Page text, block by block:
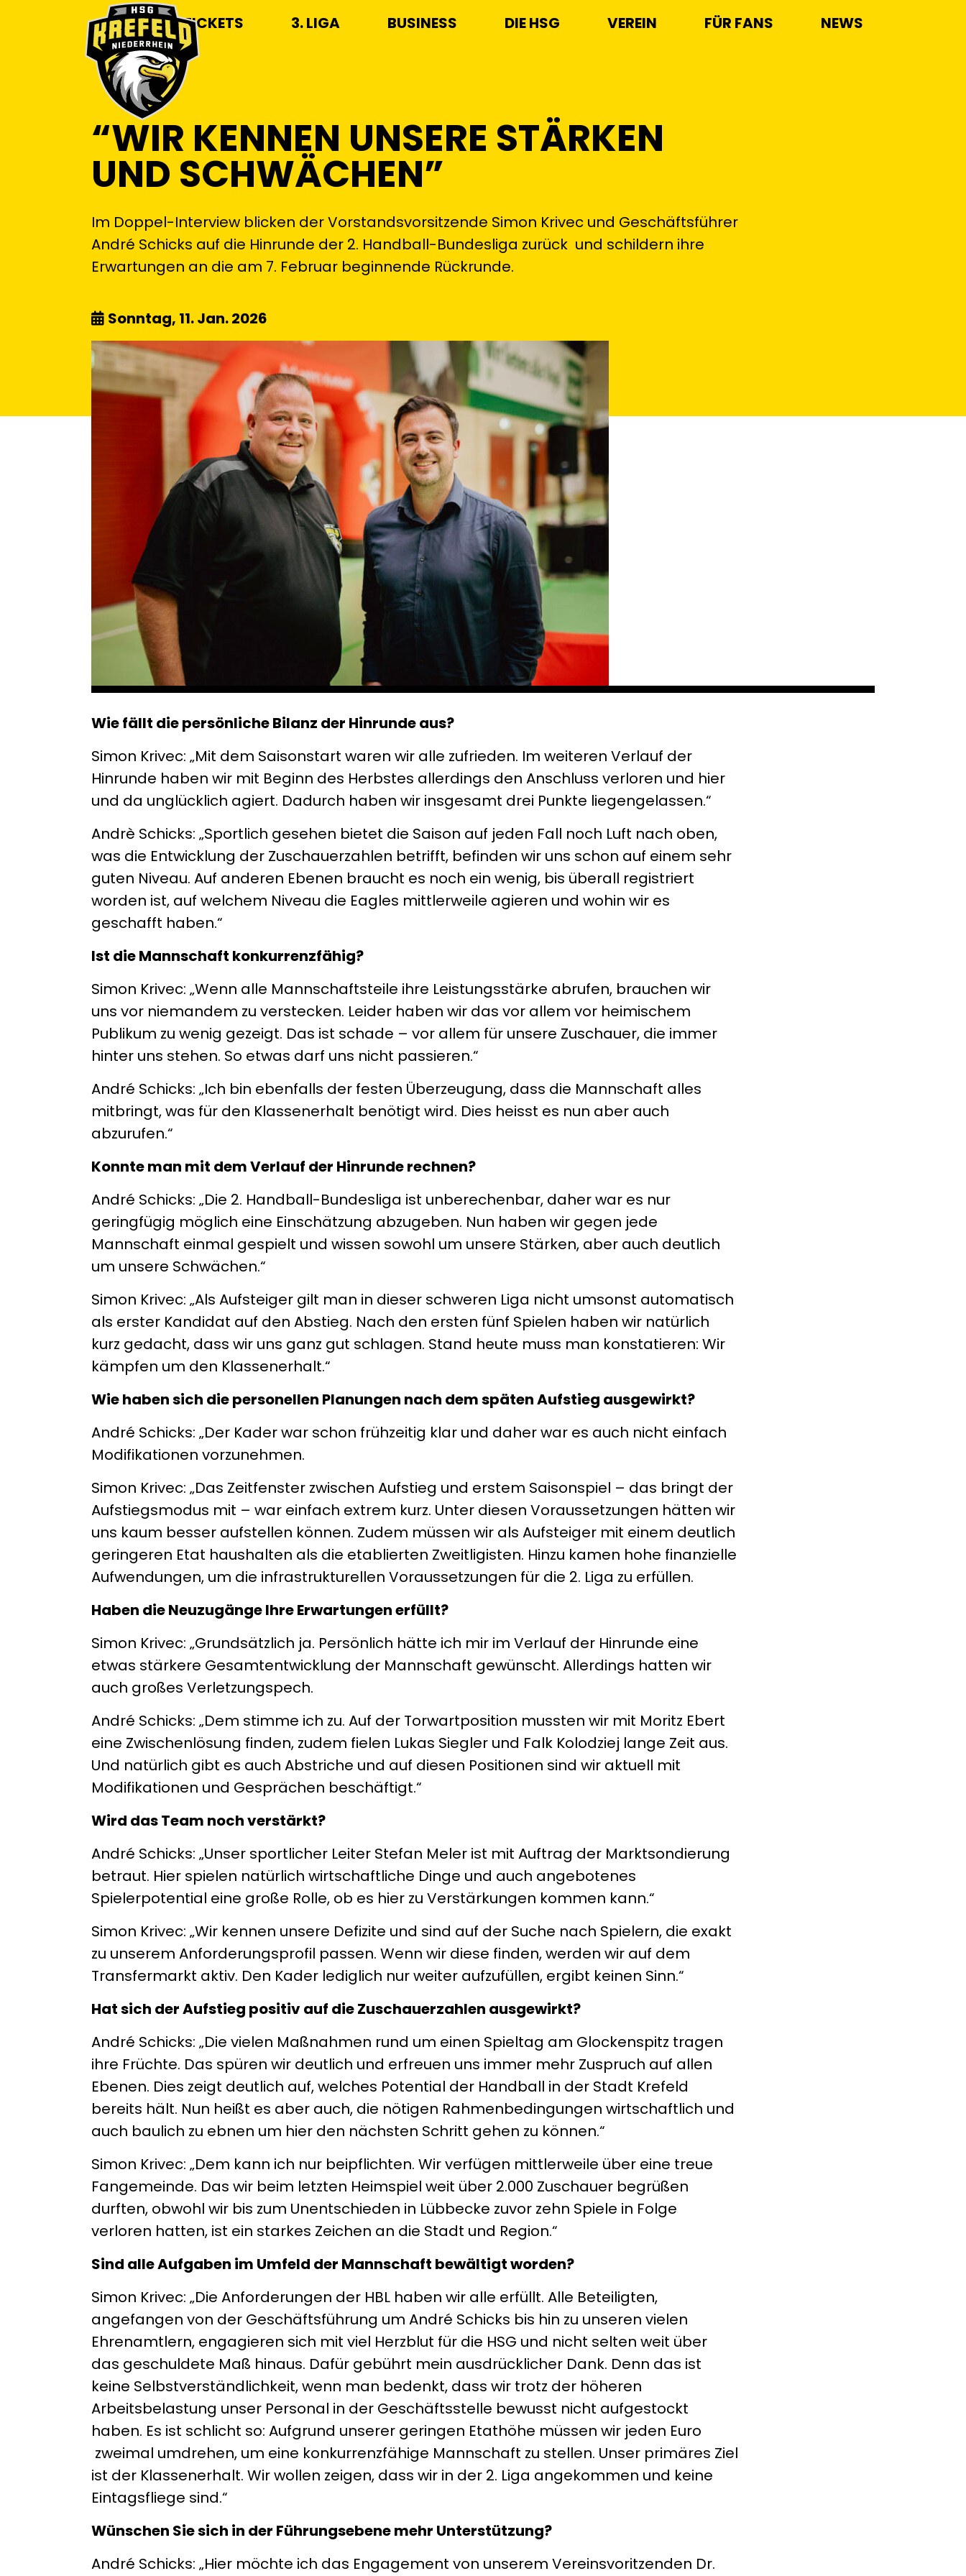
TICKETS 3. LIGA BUSINESS DIE HSG VEREIN FÜR FANS NEWS
“WIR KENNEN UNSERE STÄRKEN
UND SCHWÄCHEN”
Im Doppel-Interview blicken der Vorstandsvorsitzende Simon Krivec und Geschäftsführer
André Schicks auf die Hinrunde der 2. Handball-Bundesliga zurück und schildern ihre
Erwartungen an die am 7. Februar beginnende Rückrunde.
Sonntag, 11. Jan. 2026
Wie fällt die persönliche Bilanz der Hinrunde aus?
Simon Krivec: „Mit dem Saisonstart waren wir alle zufrieden. Im weiteren Verlauf der
Hinrunde haben wir mit Beginn des Herbstes allerdings den Anschluss verloren und hier
und da unglücklich agiert. Dadurch haben wir insgesamt drei Punkte liegengelassen.“
Andrè Schicks: „Sportlich gesehen bietet die Saison auf jeden Fall noch Luft nach oben,
was die Entwicklung der Zuschauerzahlen betrifft, befinden wir uns schon auf einem sehr
guten Niveau. Auf anderen Ebenen braucht es noch ein wenig, bis überall registriert
worden ist, auf welchem Niveau die Eagles mittlerweile agieren und wohin wir es
geschafft haben.“
Ist die Mannschaft konkurrenzfähig?
Simon Krivec: „Wenn alle Mannschaftsteile ihre Leistungsstärke abrufen, brauchen wir
uns vor niemandem zu verstecken. Leider haben wir das vor allem vor heimischem
Publikum zu wenig gezeigt. Das ist schade – vor allem für unsere Zuschauer, die immer
hinter uns stehen. So etwas darf uns nicht passieren.“
André Schicks: „Ich bin ebenfalls der festen Überzeugung, dass die Mannschaft alles
mitbringt, was für den Klassenerhalt benötigt wird. Dies heisst es nun aber auch
abzurufen.“
Konnte man mit dem Verlauf der Hinrunde rechnen?
André Schicks: „Die 2. Handball-Bundesliga ist unberechenbar, daher war es nur
geringfügig möglich eine Einschätzung abzugeben. Nun haben wir gegen jede
Mannschaft einmal gespielt und wissen sowohl um unsere Stärken, aber auch deutlich
um unsere Schwächen.“
Simon Krivec: „Als Aufsteiger gilt man in dieser schweren Liga nicht umsonst automatisch
als erster Kandidat auf den Abstieg. Nach den ersten fünf Spielen haben wir natürlich
kurz gedacht, dass wir uns ganz gut schlagen. Stand heute muss man konstatieren: Wir
kämpfen um den Klassenerhalt.“
Wie haben sich die personellen Planungen nach dem späten Aufstieg ausgewirkt?
André Schicks: „Der Kader war schon frühzeitig klar und daher war es auch nicht einfach
Modifikationen vorzunehmen.
Simon Krivec: „Das Zeitfenster zwischen Aufstieg und erstem Saisonspiel – das bringt der
Aufstiegsmodus mit – war einfach extrem kurz. Unter diesen Voraussetzungen hätten wir
uns kaum besser aufstellen können. Zudem müssen wir als Aufsteiger mit einem deutlich
geringeren Etat haushalten als die etablierten Zweitligisten. Hinzu kamen hohe finanzielle
Aufwendungen, um die infrastrukturellen Voraussetzungen für die 2. Liga zu erfüllen.
Haben die Neuzugänge Ihre Erwartungen erfüllt?
Simon Krivec: „Grundsätzlich ja. Persönlich hätte ich mir im Verlauf der Hinrunde eine
etwas stärkere Gesamtentwicklung der Mannschaft gewünscht. Allerdings hatten wir
auch großes Verletzungspech.
André Schicks: „Dem stimme ich zu. Auf der Torwartposition mussten wir mit Moritz Ebert
eine Zwischenlösung finden, zudem fielen Lukas Siegler und Falk Kolodziej lange Zeit aus.
Und natürlich gibt es auch Abstriche und auf diesen Positionen sind wir aktuell mit
Modifikationen und Gesprächen beschäftigt.“
Wird das Team noch verstärkt?
André Schicks: „Unser sportlicher Leiter Stefan Meler ist mit Auftrag der Marktsondierung
betraut. Hier spielen natürlich wirtschaftliche Dinge und auch angebotenes
Spielerpotential eine große Rolle, ob es hier zu Verstärkungen kommen kann.“
Simon Krivec: „Wir kennen unsere Defizite und sind auf der Suche nach Spielern, die exakt
zu unserem Anforderungsprofil passen. Wenn wir diese finden, werden wir auf dem
Transfermarkt aktiv. Den Kader lediglich nur weiter aufzufüllen, ergibt keinen Sinn.“
Hat sich der Aufstieg positiv auf die Zuschauerzahlen ausgewirkt?
André Schicks: „Die vielen Maßnahmen rund um einen Spieltag am Glockenspitz tragen
ihre Früchte. Das spüren wir deutlich und erfreuen uns immer mehr Zuspruch auf allen
Ebenen. Dies zeigt deutlich auf, welches Potential der Handball in der Stadt Krefeld
bereits hält. Nun heißt es aber auch, die nötigen Rahmenbedingungen wirtschaftlich und
auch baulich zu ebnen um hier den nächsten Schritt gehen zu können.“
Simon Krivec: „Dem kann ich nur beipflichten. Wir verfügen mittlerweile über eine treue
Fangemeinde. Das wir beim letzten Heimspiel weit über 2.000 Zuschauer begrüßen
durften, obwohl wir bis zum Unentschieden in Lübbecke zuvor zehn Spiele in Folge
verloren hatten, ist ein starkes Zeichen an die Stadt und Region.“
Sind alle Aufgaben im Umfeld der Mannschaft bewältigt worden?
Simon Krivec: „Die Anforderungen der HBL haben wir alle erfüllt. Alle Beteiligten,
angefangen von der Geschäftsführung um André Schicks bis hin zu unseren vielen
Ehrenamtlern, engagieren sich mit viel Herzblut für die HSG und nicht selten weit über
das geschuldete Maß hinaus. Dafür gebührt mein ausdrücklicher Dank. Denn das ist
keine Selbstverständlichkeit, wenn man bedenkt, dass wir trotz der höheren
Arbeitsbelastung unser Personal in der Geschäftsstelle bewusst nicht aufgestockt
haben. Es ist schlicht so: Aufgrund unserer geringen Etathöhe müssen wir jeden Euro
zweimal umdrehen, um eine konkurrenzfähige Mannschaft zu stellen. Unser primäres Ziel
ist der Klassenerhalt. Wir wollen zeigen, dass wir in der 2. Liga angekommen und keine
Eintagsfliege sind.“
Wünschen Sie sich in der Führungsebene mehr Unterstützung?
André Schicks: „Hier möchte ich das Engagement von unserem Vereinsvoritzenden Dr.